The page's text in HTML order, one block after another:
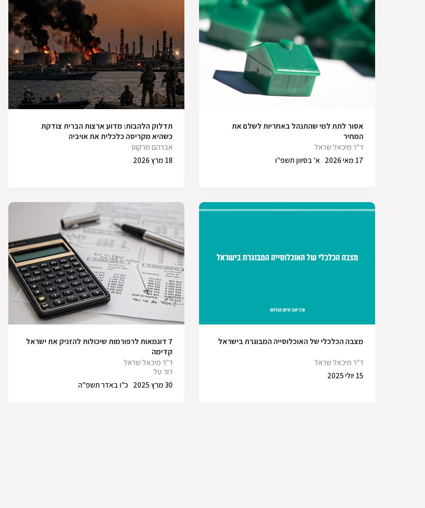
אסור לתת למי שהתנהל באחריות לשלם את
המחיר
ד"ר מיכאל שראל
א' בסיוון תשפ"ו
17 מאי 2026
תדלוק הלהבות: מדוע ארצות הברית צודקת
כשהיא מקריסה כלכלית את אויביה
אברהם מרקוס
18 מרץ 2026
מצבה הכלכלי של האוכלוסייה המבוגרת בישראל
ד"ר מיכאל שראל
15 יולי 2025
7 דוגמאות לרפורמות שיכולות להזניק את ישראל
קדימה
ד"ר מיכאל שראל
דוד טל
כ"ו באדר תשפ"ה
30 מרץ 2025